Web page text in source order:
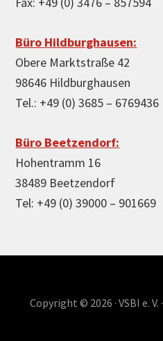
Büro Hildburghausen:
Obere Marktstraße 42
98646 Hildburghausen
Tel.: +49 (0) 3685 – 6769436
Büro Beetzendorf:
Hohentramm 16
38489 Beetzendorf
Tel: +49 (0) 39000 – 901669
Copyright © 2026 · VSBI e. V. ·